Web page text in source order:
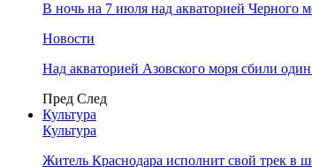
В ночь на 7 июля над акваторией Черного
Новости
Над акваторией Азовского моря сбили
Пред След
Культура
Культура
Житель Краснодара исполнит свой трек в